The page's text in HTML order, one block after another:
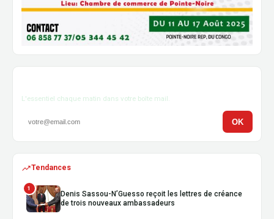
L'essentiel chaque matin dans votre boîte mail.
OK
Tendances
1
Denis Sassou-N’Guesso reçoit les lettres de créance
de trois nouveaux ambassadeurs